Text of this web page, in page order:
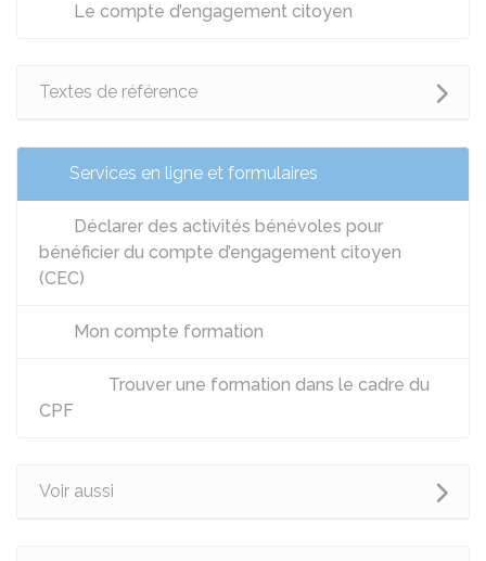
Le compte d’engagement citoyen
Textes de référence
Services en ligne et formulaires
Déclarer des activités bénévoles pour
bénéficier du compte d’engagement citoyen
(CEC)
Mon compte formation
Trouver une formation dans le cadre du
CPF
Voir aussi